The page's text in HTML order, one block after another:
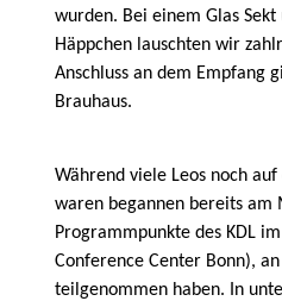
wurden. Bei einem Glas
Häppchen lauschten wir
Anschluss an dem Empfang
Brauhaus.
Während viele Leos noch
waren begannen bereits am
Programmpunkte des KDL
Conference Center Bonn),
teilgenommen haben. In